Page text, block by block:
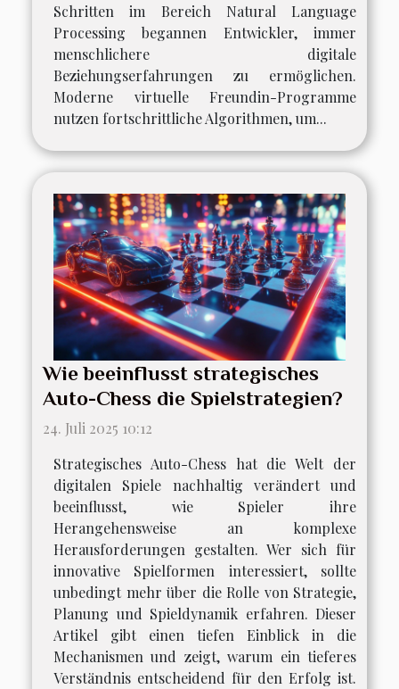
Schritten im Bereich Natural Language
Processing begannen Entwickler, immer
menschlichere digitale
Beziehungserfahrungen zu ermöglichen.
Moderne virtuelle Freundin-Programme
nutzen fortschrittliche Algorithmen, um...
Wie beeinflusst strategisches
Auto-Chess die Spielstrategien?
24. Juli 2025 10:12
Strategisches Auto-Chess hat die Welt der
digitalen Spiele nachhaltig verändert und
beeinflusst, wie Spieler ihre
Herangehensweise an komplexe
Herausforderungen gestalten. Wer sich für
innovative Spielformen interessiert, sollte
unbedingt mehr über die Rolle von Strategie,
Planung und Spieldynamik erfahren. Dieser
Artikel gibt einen tiefen Einblick in die
Mechanismen und zeigt, warum ein tieferes
Verständnis entscheidend für den Erfolg ist.